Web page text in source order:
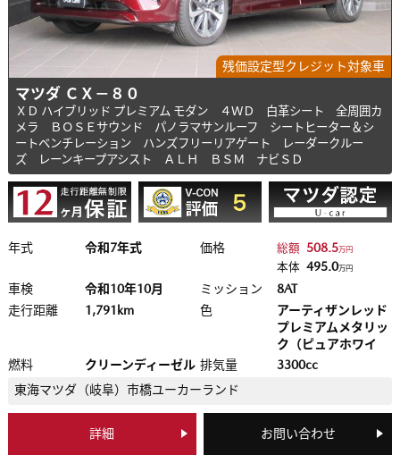
残価設定型クレジット対象車
マツダ ＣＸ－８０
ＸＤ ハイブリッド プレミアム モダン ４ＷＤ 白革シート 全周囲カ
メラ ＢＯＳＥサウンド パノラマサンルーフ シートヒーター＆シ
ートベンチレーション ハンズフリーリアゲート レーダークルー
ズ レーンキープアシスト ＡＬＨ ＢＳＭ ナビＳＤ
年式 令和7年式 価格 総額 508.5万円
本体 495.0万円
車検 令和10年10月 ミッション
8AT
走行距離
1,791km 色
アーティザンレッド
プレミアムメタリッ
ク（ピュアホワイ
燃料
クリーンディーゼル 排気量
3300cc
東海マツダ（岐阜） 市橋ユーカーランド
詳細 お問い合わせ